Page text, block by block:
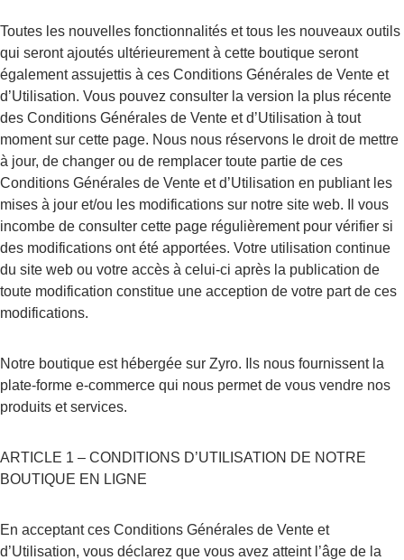
Toutes les nouvelles fonctionnalités et tous les nouveaux outils
qui seront ajoutés ultérieurement à cette boutique seront
également assujettis à ces Conditions Générales de Vente et
d’Utilisation. Vous pouvez consulter la version la plus récente
des Conditions Générales de Vente et d’Utilisation à tout
moment sur cette page. Nous nous réservons le droit de mettre
à jour, de changer ou de remplacer toute partie de ces
Conditions Générales de Vente et d’Utilisation en publiant les
mises à jour et/ou les modifications sur notre site web. Il vous
incombe de consulter cette page régulièrement pour vérifier si
des modifications ont été apportées. Votre utilisation continue
du site web ou votre accès à celui-ci après la publication de
toute modification constitue une acception de votre part de ces
modifications.
Notre boutique est hébergée sur Zyro. Ils nous fournissent la
plate-forme e-commerce qui nous permet de vous vendre nos
produits et services.
ARTICLE 1 – CONDITIONS D’UTILISATION DE NOTRE
BOUTIQUE EN LIGNE
En acceptant ces Conditions Générales de Vente et
d’Utilisation, vous déclarez que vous avez atteint l’âge de la